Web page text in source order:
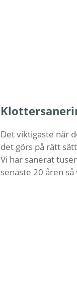
Det viktigaste när
det görs på rätt
Vi har sanerat
senaste 20 åren